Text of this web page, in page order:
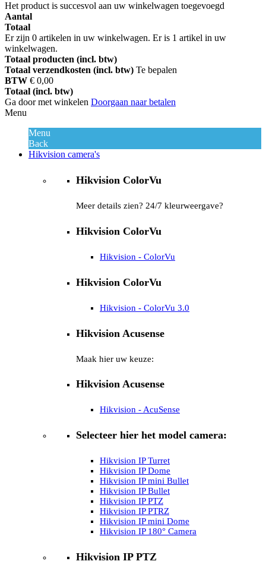
Het product is succesvol aan uw winkelwagen toegevoegd
Aantal
Totaal
Er zijn 0 artikelen in uw winkelwagen. Er is 1 artikel in uw
winkelwagen.
Totaal producten (incl. btw)
Totaal verzendkosten (incl. btw) Te bepalen
BTW € 0,00
Totaal (incl. btw)
Ga door met winkelen Doorgaan naar betalen
Menu
Menu
Back
Hikvision camera's
Hikvision ColorVu
Meer details zien? 24/7 kleurweergave?
Hikvision ColorVu
Hikvision - ColorVu
Hikvision ColorVu
Hikvision - ColorVu 3.0
Hikvision Acusense
Maak hier uw keuze:
Hikvision Acusense
Hikvision - AcuSense
Selecteer hier het model camera:
Hikvision IP Turret
Hikvision IP Dome
Hikvision IP mini Bullet
Hikvision IP Bullet
Hikvision IP PTZ
Hikvision IP PTRZ
Hikvision IP mini Dome
Hikvision IP 180° Camera
Hikvision IP PTZ